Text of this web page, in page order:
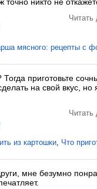
Читать
мясного: рецепты с
приготовьте
на свой вкус, но
Читать
из картошки, Что
мне безумно